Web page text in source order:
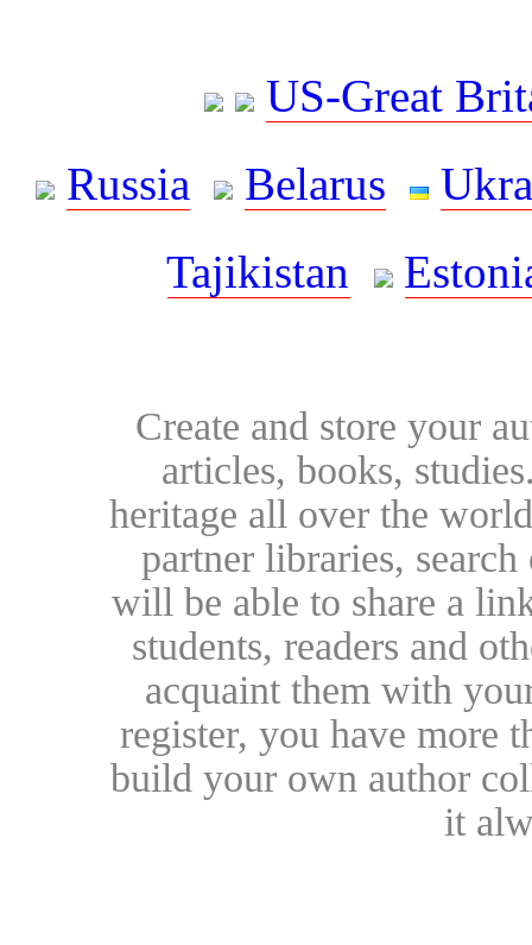
US-Great
Russia
Belarus
Tajikistan
Create and store your
articles, books,
heritage all over the
partner libraries,
will be able to share a
students, readers and
acquaint them with
register, you have more
build your own author
it